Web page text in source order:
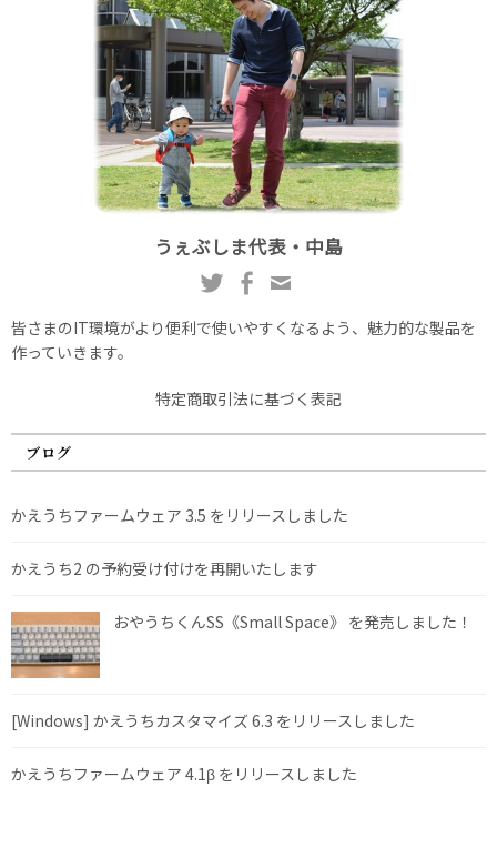
うぇぶしま代表・中島
皆さまのIT環境がより便利で使いやすくなるよう、魅力的な製品を
作っていきます。
特定商取引法に基づく表記
ブログ
かえうちファームウェア 3.5 をリリースしました
かえうち2 の予約受け付けを再開いたします
おやうちくんSS《Small Space》 を発売しました！
[Windows] かえうちカスタマイズ 6.3 をリリースしました
かえうちファームウェア 4.1β をリリースしました